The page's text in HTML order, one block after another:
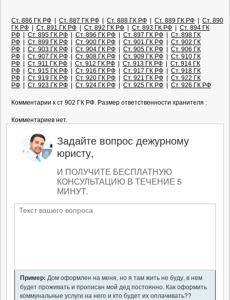
Ст. 886 ГК РФ Ст. 887 ГК РФ Ст. 888 ГК РФ Ст. 889 ГК РФ
Ст. 890
ГК РФ
Ст. 891 ГК РФ Ст. 892 ГК РФ Ст. 893 ГК РФ
Ст. 894 ГК
РФ
Ст. 895 ГК РФ Ст. 896 ГК РФ Ст. 897 ГК РФ
Ст. 898 ГК
РФ
Ст. 899 ГК РФ Ст. 900 ГК РФ Ст. 901 ГК РФ
Ст. 902 ГК
РФ
Ст. 903 ГК РФ Ст. 904 ГК РФ Ст. 905 ГК РФ
Ст. 906 ГК
РФ
Ст. 907 ГК РФ Ст. 908 ГК РФ Ст. 909 ГК РФ
Ст. 910 ГК
РФ
Ст. 911 ГК РФ Ст. 912 ГК РФ Ст. 913 ГК РФ
Ст. 914 ГК
РФ
Ст. 915 ГК РФ Ст. 916 ГК РФ Ст. 917 ГК РФ
Ст. 918 ГК
РФ
Ст. 919 ГК РФ Ст. 920 ГК РФ Ст. 921 ГК РФ
Ст. 922 ГК
РФ
Ст. 923 ГК РФ Ст. 924 ГК РФ Ст. 925 ГК РФ Ст. 926 ГК РФ
Комментарии к ст 902 ГК РФ. Размер ответственности хранителя :
Комментариев нет.
Задайте вопрос дежурному
юристу,
И ПОЛУЧИТЕ БЕСПЛАТНУЮ
КОНСУЛЬТАЦИЮ В ТЕЧЕНИЕ 5
МИНУТ.
Пример: Дом оформлен на меня, но я там жить не буду, в нем
будет проживать и прописан мой дед постоянно. Как оформить
коммунальные услуги на него и кто будет их оплачивать??